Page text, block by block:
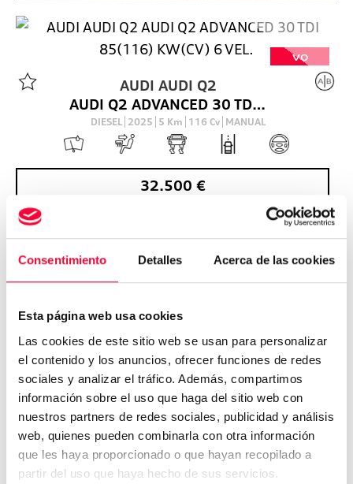
Consentimiento Detalles Acerca de las cookies
Esta página web usa cookies
Las cookies de este sitio web se usan para personalizar
el contenido y los anuncios, ofrecer funciones de redes
sociales y analizar el tráfico. Además, compartimos
información sobre el uso que haga del sitio web con
nuestros partners de redes sociales, publicidad y análisis
web, quienes pueden combinarla con otra información
que les haya proporcionado o que hayan recopilado a
partir del uso que haya hecho de sus servicios.
VO
AUDI AUDI Q2
AUDI Q2 ADVANCED 30 TDI 85(116) KW(CV) 6 VEL.
DIESEL 2025 5 Km 116 Cv MANUAL
32.500 €